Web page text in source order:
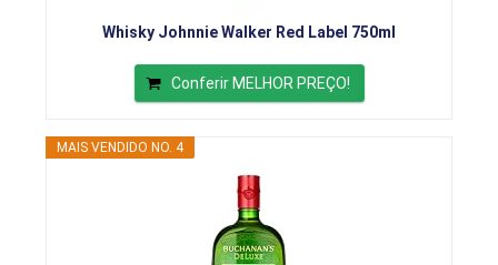
Whisky Johnnie Walker Red Label 750ml
Conferir MELHOR PREÇO!
MAIS VENDIDO NO. 4